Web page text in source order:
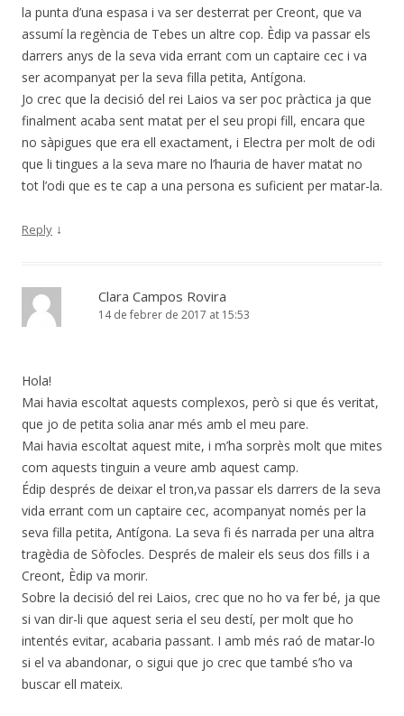
la punta d’una espasa i va ser desterrat per Creont, que va
assumí la regència de Tebes un altre cop. Èdip va passar els
darrers anys de la seva vida errant com un captaire cec i va
ser acompanyat per la seva filla petita, Antígona.
Jo crec que la decisió del rei Laios va ser poc pràctica ja que
finalment acaba sent matat per el seu propi fill, encara que
no sàpigues que era ell exactament, i Electra per molt de odi
que li tingues a la seva mare no l’hauria de haver matat no
tot l’odi que es te cap a una persona es suficient per matar-la.
Reply ↓
Clara Campos Rovira
14 de febrer de 2017 at 15:53
Hola!
Mai havia escoltat aquests complexos, però si que és veritat,
que jo de petita solia anar més amb el meu pare.
Mai havia escoltat aquest mite, i m’ha sorprès molt que mites
com aquests tinguin a veure amb aquest camp.
Édip després de deixar el tron,va passar els darrers de la seva
vida errant com un captaire cec, acompanyat només per la
seva filla petita, Antígona. La seva fi és narrada per una altra
tragèdia de Sòfocles. Després de maleir els seus dos fills i a
Creont, Èdip va morir.
Sobre la decisió del rei Laios, crec que no ho va fer bé, ja que
si van dir-li que aquest seria el seu destí, per molt que ho
intentés evitar, acabaria passant. I amb més raó de matar-lo
si el va abandonar, o sigui que jo crec que també s’ho va
buscar ell mateix.